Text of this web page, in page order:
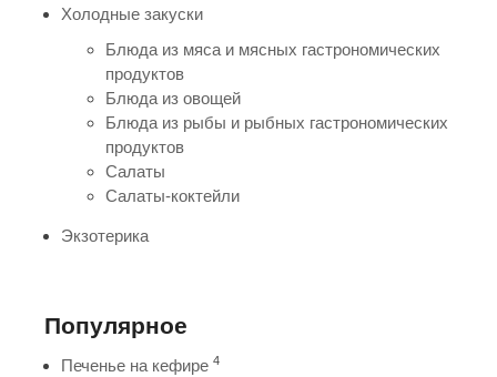
Холодные закуски
Блюда из мяса и мясных гастрономических
продуктов
Блюда из овощей
Блюда из рыбы и рыбных гастрономических
продуктов
Салаты
Салаты-коктейли
Экзотерика
Популярное
Печенье на кефире 4